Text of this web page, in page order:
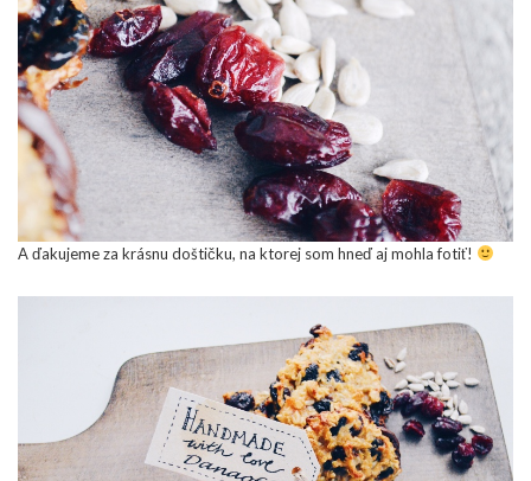
A ďakujeme za krásnu doštičku, na ktorej som hneď aj mohla fotiť!